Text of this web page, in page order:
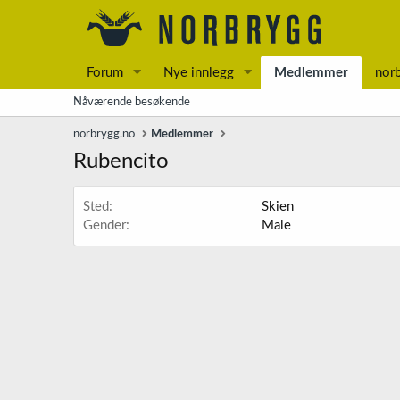
Forum Nye innlegg Medlemmer
Nåværende besøkende
norbrygg.no Medlemmer
Rubencito
Sted
Skien
Gender
Male